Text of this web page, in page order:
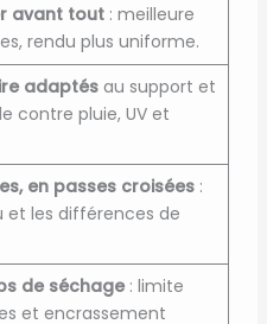
avant tout: meilleure
rendu plus uniforme.
adaptésau support et
contre pluie, UV et
en passes croisées:
et les différences de
de séchage: limite
et encrassement